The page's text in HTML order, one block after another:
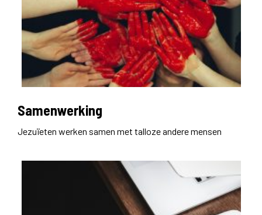
Samenwerking
Jezuïeten werken samen met talloze andere mensen